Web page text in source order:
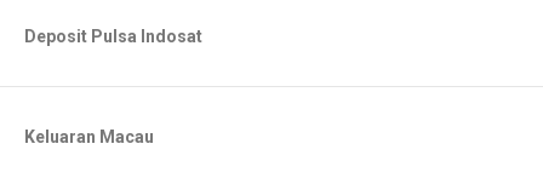
Deposit Pulsa Indosat
Keluaran Macau